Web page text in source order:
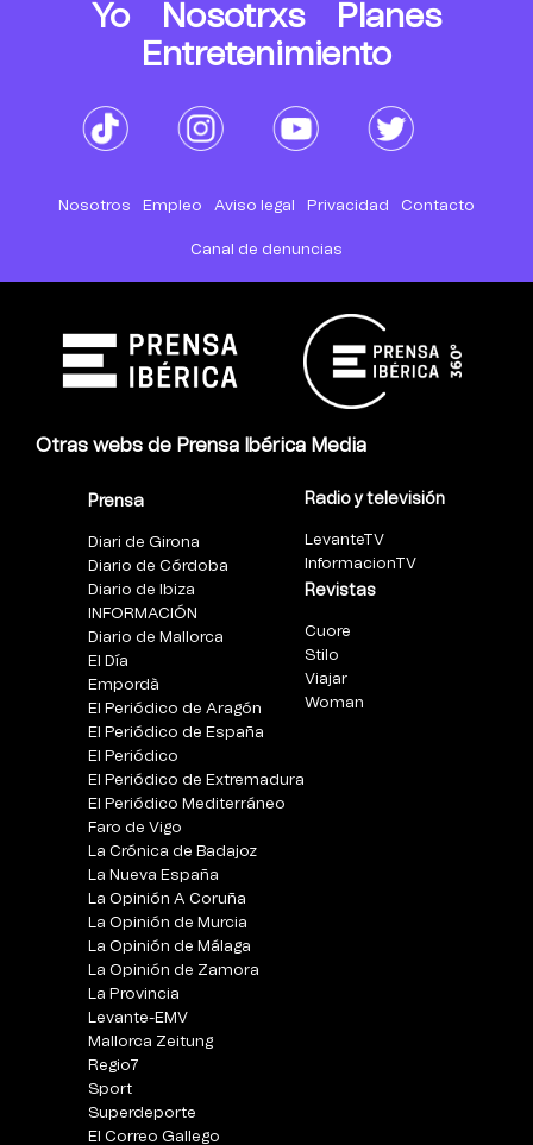
Yo Nosotrxs
Planes
Entretenimiento
Nosotros Empleo Aviso legal Privacidad Contacto
Canal de denuncias
Otras webs de Prensa Ibérica Media
Prensa
Diari de Girona
Diario de Córdoba
Diario de Ibiza
INFORMACIÓN
Diario de Mallorca
El Día
Empordà
El Periódico de Aragón
El Periódico de España
El Periódico
El Periódico de Extremadura
El Periódico Mediterráneo
Faro de Vigo
La Crónica de Badajoz
La Nueva España
La Opinión A Coruña
La Opinión de Murcia
La Opinión de Málaga
La Opinión de Zamora
La Provincia
Levante-EMV
Mallorca Zeitung
Regio7
Sport
Superdeporte
El Correo Gallego
Radio y televisión
LevanteTV
InformacionTV
Revistas
Cuore
Stilo
Viajar
Woman